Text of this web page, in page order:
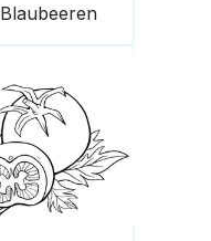
Blaubeeren